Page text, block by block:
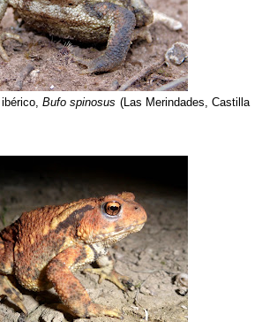
ibérico,Bufo spinosus (Las Merindades, Castilla